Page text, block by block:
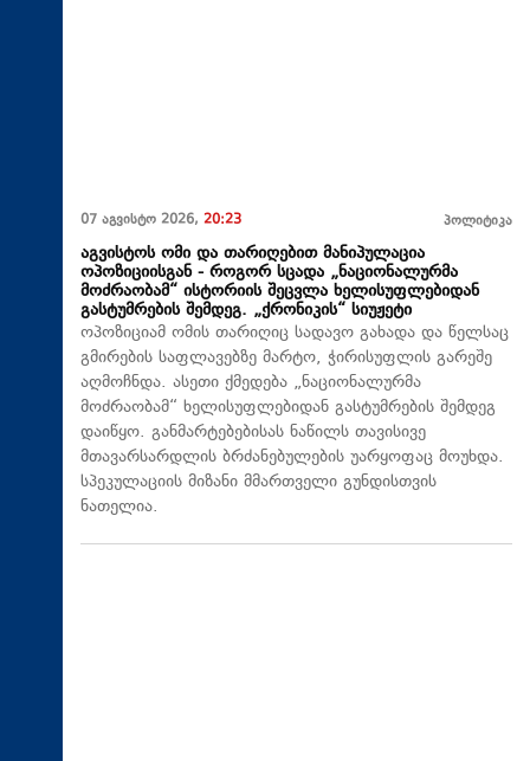
07 აგვისტო 2026, 20:23 პოლიტიკა
აგვისტოს ომი და თარიღებით მანიპულაცია
ოპოზიციისგან - როგორ სცადა „ნაციონალურმა
მოძრაობამ“ ისტორიის შეცვლა ხელისუფლებიდან
გასტუმრების შემდეგ. „ქრონიკის“ სიუჟეტი
ოპოზიციამ ომის თარიღიც სადავო გახადა და წელსაც
გმირების საფლავებზე მარტო, ჭირისუფლის გარეშე
აღმოჩნდა. ასეთი ქმედება „ნაციონალურმა
მოძრაობამ“ ხელისუფლებიდან გასტუმრების შემდეგ
დაიწყო. განმარტებებისას ნაწილს თავისივე
მთავარსარდლის ბრძანებულების უარყოფაც მოუხდა.
სპეკულაციის მიზანი მმართველი გუნდისთვის
ნათელია.